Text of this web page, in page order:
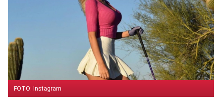
FOTO: Instagram